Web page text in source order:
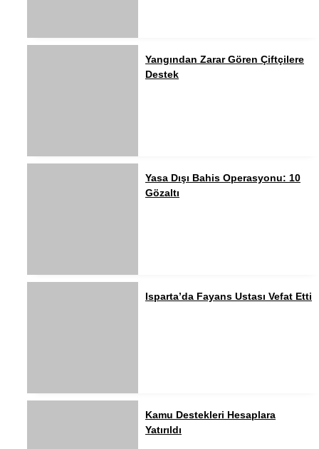
Yangından Zarar Gören Çiftçilere
Destek
Yasa Dışı Bahis Operasyonu: 10
Gözaltı
Isparta’da Fayans Ustası Vefat Etti
Kamu Destekleri Hesaplara
Yatırıldı